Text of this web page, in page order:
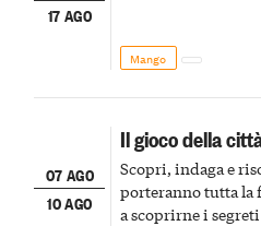
17 AGO
Mango
07 AGO
10 AGO
Il gioco della
Scopri, indaga e
porteranno tutta la
a scoprirne i segreti